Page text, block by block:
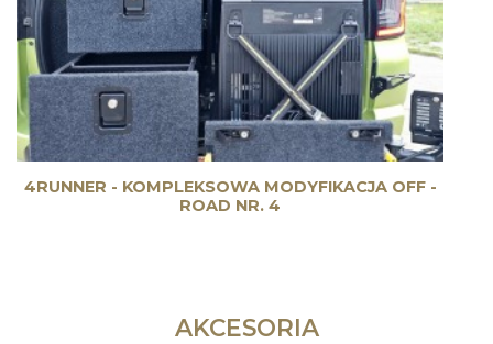
4RUNNER - KOMPLEKSOWA MODYFIKACJA OFF -
ROAD NR. 4
AKCESORIA